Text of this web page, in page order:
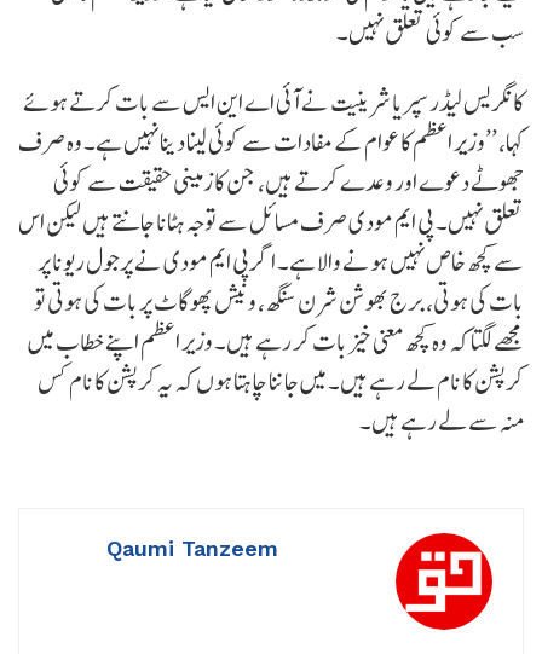
سب سے کوئی تعلق نہیں۔
کانگریس لیڈر سپریا شرینیت نے آئی اے این ایس سے بات کرتے ہوئے
کہا، ’’وزیر اعظم کا عوام کے مفادات سے کوئی لینا دینا نہیں ہے۔ وہ صرف
جھوٹے دعوے اور وعدے کرتے ہیں، جن کا زمینی حقیقت سے کوئی
تعلق نہیں۔ پی ایم مودی صرف مسائل سے توجہ ہٹانا جانتے ہیں لیکن اس
سے کچھ خاص نہیں ہونے والا ہے۔ اگر پی ایم مودی نے پرجول ریونا پر
بات کی ہوتی، برج بھوشن شرن سنگھ، ونیش پھوگاٹ پر بات کی ہوتی تو
مجھے لگتا کہ وہ کچھ معنی خیز بات کر رہے ہیں۔ وزیر اعظم اپنے خطاب میں
کرپشن کا نام لے رہے ہیں۔ میں جاننا چاہتا ہوں کہ یہ کرپشن کا نام کس
منہ سے لے رہے ہیں۔
Qaumi Tanzeem